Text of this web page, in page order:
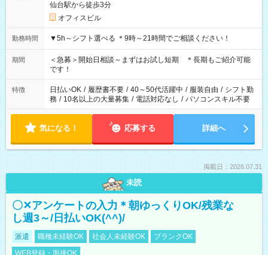
仙台駅から徒歩3分
オフィスビル
勤務時間 ▼5h～シフト選べる ＊9時～21時間でご相談ください！
期間
＜急募＞開始日相談～まずはお試し短期 ＊長期もご紹介可能
です！
特徴 日払いOK / 履歴書不要 / 40～50代活躍中 / 服装自由 / シフト勤
務 / 10名以上の大量募集 / 電話対応なし / パソコンスキル不要
気になる！ 応募する 詳細へ
掲載日：2026.07.31
未読
〇✕アンケートの入力＊朝ゆっくりOK/残業な
し週3～/日払いOK(^^)/
派遣 職種未経験OK 社会人未経験OK
ブランクOK
WEB登録・面接OK